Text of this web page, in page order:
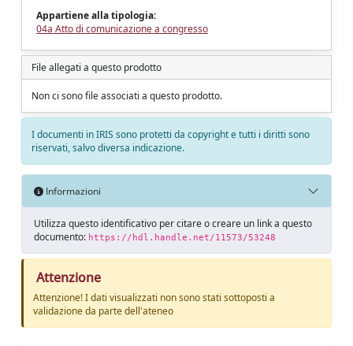
Appartiene alla tipologia:
04a Atto di comunicazione a congresso
File allegati a questo prodotto
Non ci sono file associati a questo prodotto.
I documenti in IRIS sono protetti da copyright e tutti i diritti sono
riservati, salvo diversa indicazione.
Informazioni
Utilizza questo identificativo per citare o creare un link a questo
documento: https://hdl.handle.net/11573/53248
Attenzione
Attenzione! I dati visualizzati non sono stati sottoposti a
validazione da parte dell'ateneo